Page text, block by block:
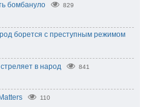
бомбануло 829
борется с преступным режимом
в народ 841
110